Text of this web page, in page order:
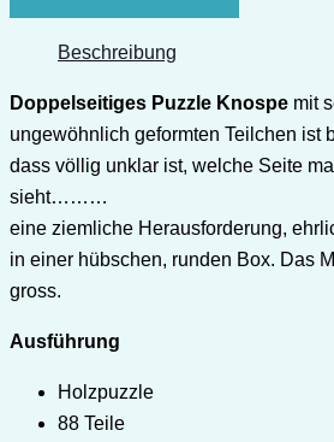
Beschreibung
Doppelseitiges Puzzle Knospe mit
ungewöhnlich geformten Teilchen ist
dass völlig unklar ist, welche Seite
sieht………
eine ziemliche Herausforderung,
in einer hübschen, runden Box. Das
gross.
Ausführung
Holzpuzzle
88 Teile